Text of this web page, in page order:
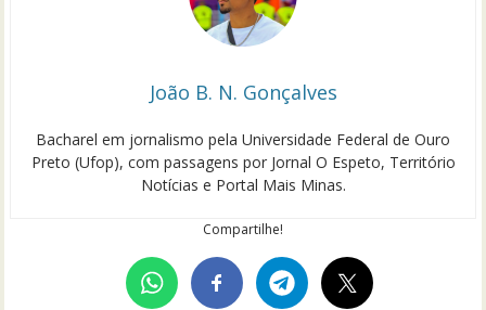
João B. N. Gonçalves
Bacharel em jornalismo pela Universidade Federal de Ouro
Preto (Ufop), com passagens por Jornal O Espeto, Território
Notícias e Portal Mais Minas.
Compartilhe!